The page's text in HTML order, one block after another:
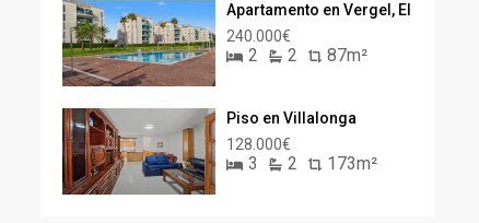
Apartamento en Vergel, El
240.000€
2 2 87m²
Piso en Villalonga
128.000€
3 2 173m²